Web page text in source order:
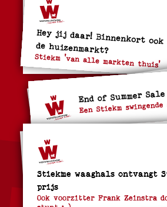
Hey jij daar! Binnenkort ook starter(s) op de huizenmarkt?
Stiekm 'van alle markten thuis'
End of Summer
Een Stiekm
Stiekme waaghals ontvangt
prijs
Ook voorzitter Frank Zeinstra